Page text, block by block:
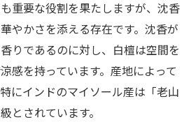
重要な役割を果たしますが、沈香
やかさを添える存在です。沈香が
りであるのに対し、白檀は空間を
感を持っています。産地によって
にインドのマイソール産は「老山
とされています。